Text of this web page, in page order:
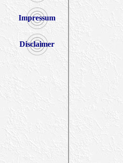
Impressum
Disclaimer